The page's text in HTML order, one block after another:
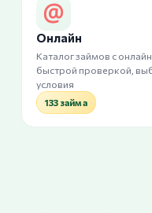
Онлайн
Каталог займов с
быстрой проверкой,
условия
133 займа